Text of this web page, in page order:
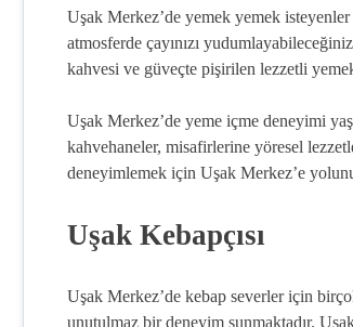
Uşak Merkez’de yemek yemek
atmosferde çayınızı
kahvesi ve güveçte pişirilen lezzetli
Uşak Merkez’de yeme içme deneyimi
kahvehaneler, misafirlerine yöresel
deneyimlemek için Uşak Merkez’e
Uşak Kebapçısı
Uşak Merkez’de kebap severler için
unutulmaz bir deneyim sunmaktadır.